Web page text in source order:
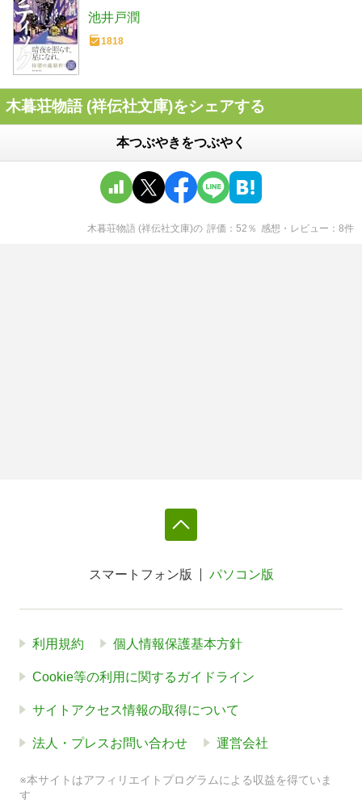
池井戸潤
1818
木暮荘物語 (祥伝社文庫)をシェアする
本つぶやきをつぶやく
木暮荘物語 (祥伝社文庫)の 評価 52 ％ 感想・レビュー 8件
スマートフォン版 パソコン版
利用規約 個人情報保護基本方針
Cookie等の利用に関するガイドライン
サイトアクセス情報の取得について
法人・プレスお問い合わせ 運営会社
※本サイトはアフィリエイトプログラムによる収益を得ていま
す